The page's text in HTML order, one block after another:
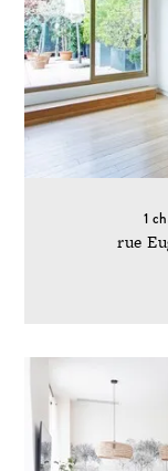
1
rue